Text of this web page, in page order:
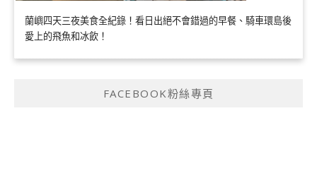
蘭嶼四天三夜美食全紀錄！看日出絕不會錯過的早餐、騎車環島後
愛上的飛魚和冰飲！
FACEBOOK粉絲專頁